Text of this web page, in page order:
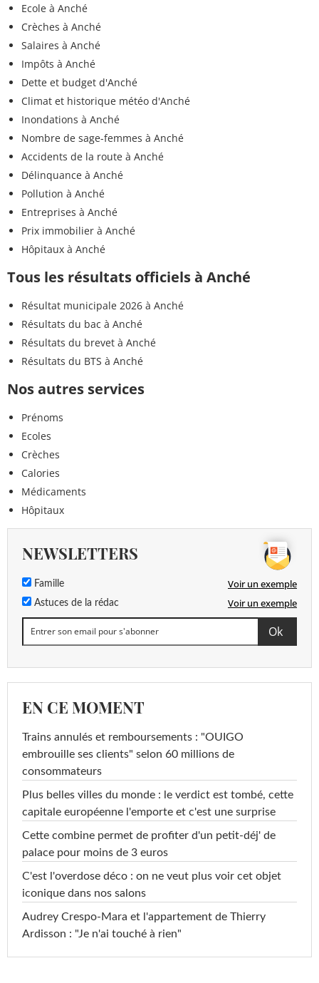
Ecole à Anché
Crèches à Anché
Salaires à Anché
Impôts à Anché
Dette et budget d'Anché
Climat et historique météo d'Anché
Inondations à Anché
Nombre de sage-femmes à Anché
Accidents de la route à Anché
Délinquance à Anché
Pollution à Anché
Entreprises à Anché
Prix immobilier à Anché
Hôpitaux à Anché
Tous les résultats officiels à Anché
Résultat municipale 2026 à Anché
Résultats du bac à Anché
Résultats du brevet à Anché
Résultats du BTS à Anché
Nos autres services
Prénoms
Ecoles
Crèches
Calories
Médicaments
Hôpitaux
NEWSLETTERS
Famille Voir un exemple
Astuces de la rédac Voir un exemple
EN CE MOMENT
Trains annulés et remboursements : "OUIGO
embrouille ses clients" selon 60 millions de
consommateurs
Plus belles villes du monde : le verdict est tombé, cette
capitale européenne l'emporte et c'est une surprise
Cette combine permet de profiter d'un petit-déj' de
palace pour moins de 3 euros
C'est l'overdose déco : on ne veut plus voir cet objet
iconique dans nos salons
Audrey Crespo-Mara et l'appartement de Thierry
Ardisson : "Je n'ai touché à rien"